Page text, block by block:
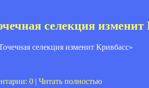
селекция изменит
0 | Читать полностью